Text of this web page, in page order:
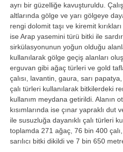
ayrı bir güzelliğe kavuşturuldu. Çal
altlarında gölge ve yarı gölgeye
rengi dolomit taşı ve kiremit
ise Arap yasemini türü bitki ile sard
sirkülasyonunun yoğun olduğu
kullanılarak gölge geçiş alanları
erguvan gibi ağaç türleri ve gold
çalısı, lavantin, gaura, sarı
çalı türleri kullanılarak bitkilerdeki
kullanım meydana getirildi. Alanın
kısımlarında ise çınar yapraklı dut
ile susuzluğa dayanıklı çalı türleri
toplamda 271 ağaç, 76 bin 400 çal
sarılıcı bitki dikildi ve 7 bin 650